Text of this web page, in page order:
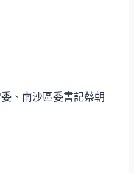
、南沙區委書記蔡朝